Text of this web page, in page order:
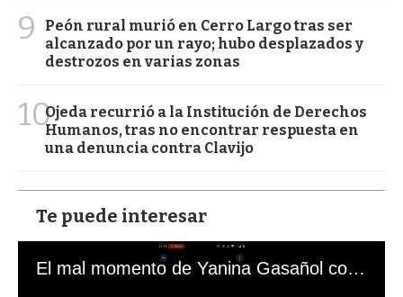
9
Peón rural murió en Cerro Largo tras ser
alcanzado por un rayo; hubo desplazados y
destrozos en varias zonas
10Ojeda recurrió a la Institución de Derechos
Humanos, tras no encontrar respuesta en
una denuncia contra Clavijo
Te puede interesar
El mal momento de Yanina Gasañol con un hincha argentino en "Subrayado"